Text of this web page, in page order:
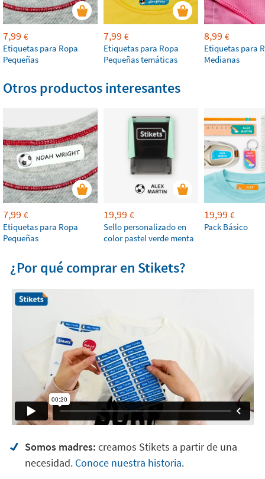
7,99 €
Etiquetas para Ropa
Pequeñas
7,99 €
Etiquetas para Ropa
Pequeñas temáticas
8,99 €
Etiquetas para
Medianas
Otros productos interesantes
7,99 €
Etiquetas para Ropa
Pequeñas
19,99 €
Sello personalizado en
color pastel verde menta
19,99 €
Pack Básico
¿Por qué comprar en Stikets?
Somos madres: creamos Stikets a partir de una
necesidad. Conoce nuestra historia.